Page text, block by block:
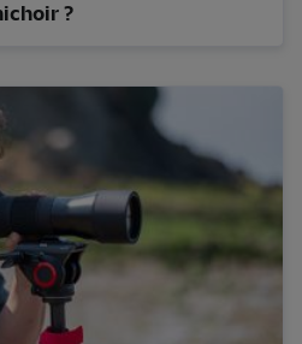
?